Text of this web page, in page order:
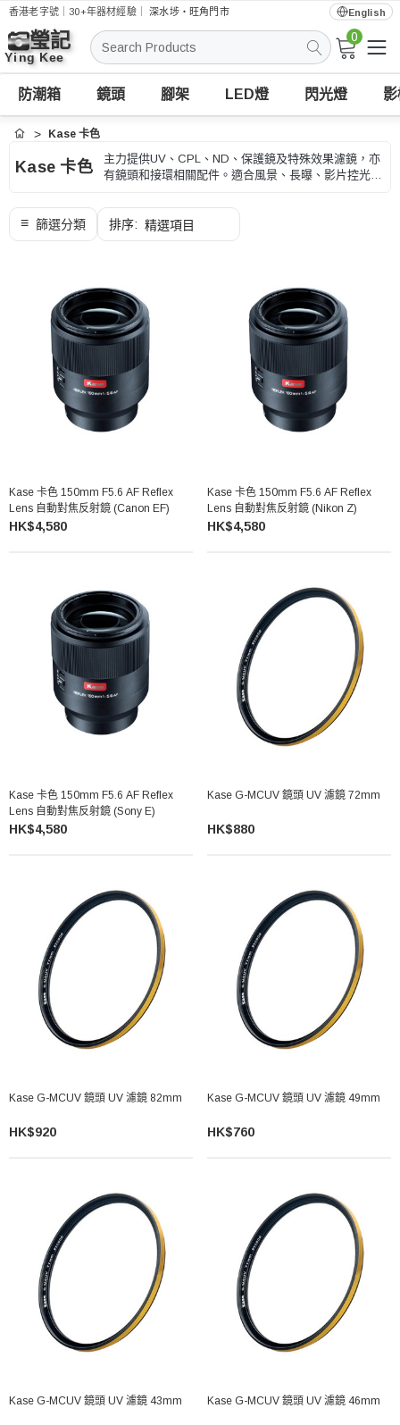
香港老字號｜30+年器材經驗｜深水埗・旺角門市 English
搜
索
0
防潮箱 鏡頭 腳架 LED燈 閃光燈
首頁 Kase 卡色
Kase 卡色
主力提供UV、CPL、ND、保護鏡及特殊效果濾鏡，亦
有鏡頭和接環相關配件。適合風景、長曝、影片控光和
果、型號和用途核對。
Kase 卡色 150mm F5.6 AF Reflex
Lens 自動對焦反射鏡 (Canon EF)
HK$4,580
Kase 卡色 150mm F5.6 AF Reflex
Lens 自動對焦反射鏡 (Nikon Z)
HK$4,580
Kase 卡色 150mm F5.6 AF Reflex
Lens 自動對焦反射鏡 (Sony E)
HK$4,580
Kase G-MCUV 鏡頭 UV 濾鏡 72mm
HK$880
Kase G-MCUV 鏡頭 UV 濾鏡 82mm
HK$920
Kase G-MCUV 鏡頭 UV 濾鏡 49mm
HK$760
Kase G-MCUV 鏡頭 UV 濾鏡 43mm Kase G-MCUV 鏡頭 UV 濾鏡 46mm